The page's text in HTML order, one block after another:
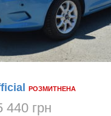
РОЗМИТНЕНА
440 грн